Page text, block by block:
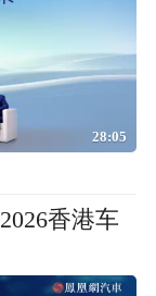
28:05
香港车